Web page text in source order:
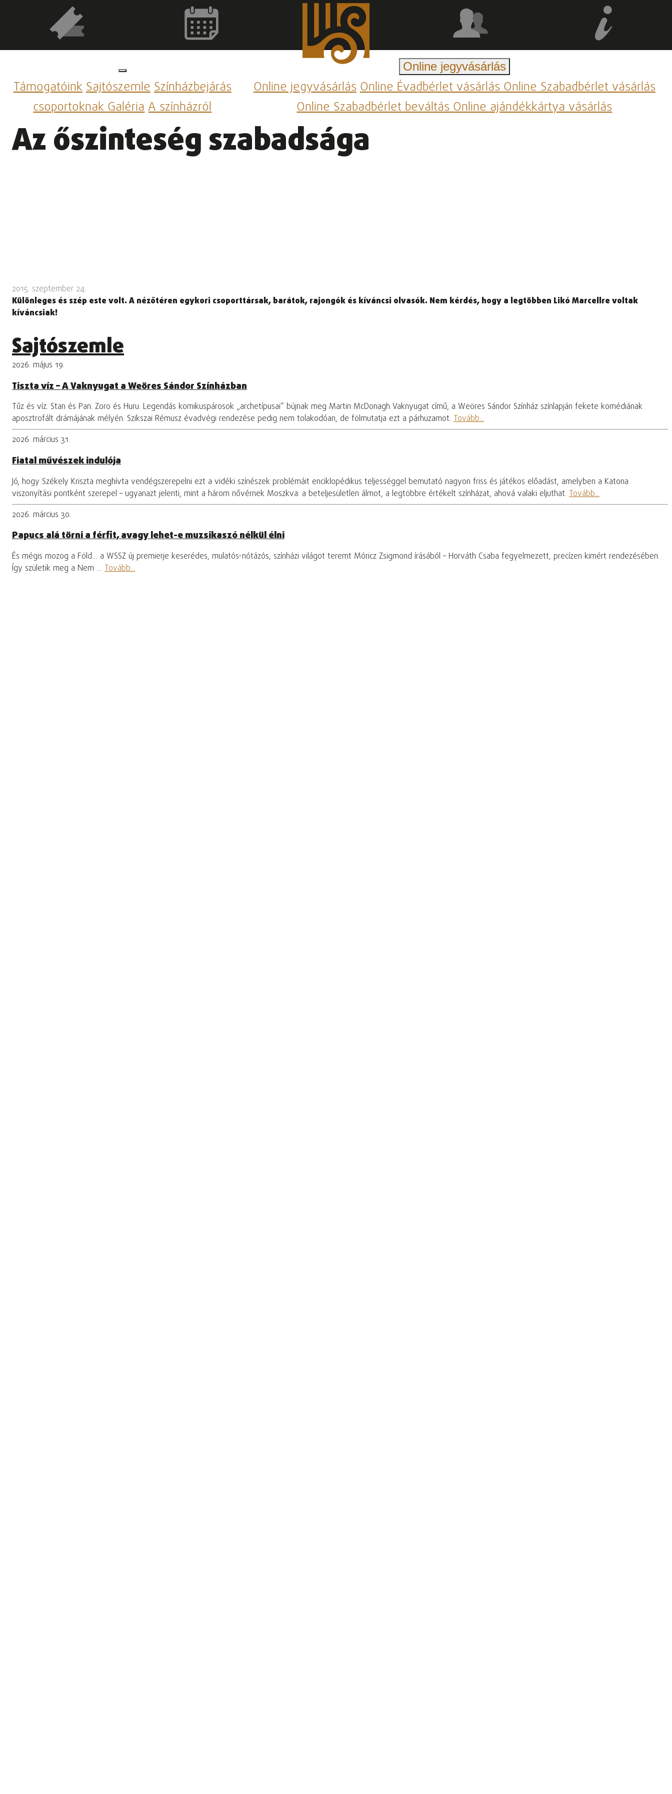
TámogatóinkSajtószemleSzínházbejárás
csoportoknakGalériaA színházról
Online jegyvásárlás
Online jegyvásárlásOnline Évadbérlet vásárlásOnline Szabadbérlet vásárlás
Online Szabadbérlet beváltásOnline ajándékkártya vásárlás
Az őszinteség szabadsága ­
2015. szeptember 24.
Különleges és szép este volt. A nézőtéren egykori csoporttársak, barátok, rajongók és kíváncsi olvasók. Nem kérdés, hogy a legtöbben Likó Marcellre voltak
kíváncsiak!
Sajtószemle
2026. május 19.
Tiszta víz – A Vaknyugat a Weöres Sándor Színházban
Tűz és víz. Stan és Pan. Zoro és Huru. Legendás komikuspárosok „archetípusai” bújnak meg Martin McDonagh Vaknyugat című, a Weöres Sándor Színház színlapján fekete komédiának
aposztrofált drámájának mélyén. Szikszai Rémusz évadvégi rendezése pedig nem tolakodóan, de fölmutatja ezt a párhuzamot. Tovább...
2026. március 31.
Fiatal művészek indulója
Jó, hogy Székely Kriszta meghívta vendégszerepelni ezt a vidéki színészek problémáit enciklopédikus teljességgel bemutató nagyon friss és játékos előadást, amelyben a Katona
viszonyítási pontként szerepel – ugyanazt jelenti, mint a három nővérnek Moszkva: a beteljesületlen álmot, a legtöbbre értékelt színházat, ahová valaki eljuthat. Tovább...
2026. március 30.
Papucs alá törni a férfit, avagy lehet-e muzsikaszó nélkül élni
És mégis mozog a Föld… a WSSZ új premierje keserédes, mulatós-nótázós, színházi világot teremt Móricz Zsigmond írásából – Horváth Csaba fegyelmezett, precízen kimért rendezésében.
Így születik meg a Nem … Tovább...